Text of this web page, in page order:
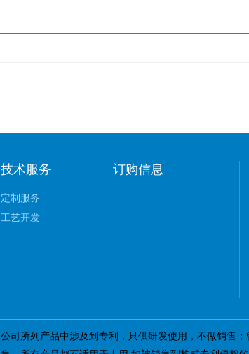
技术服务
定制服务
工艺开发
订购信息
公司所列产品中涉及到专利，只供研发使用，不做销售